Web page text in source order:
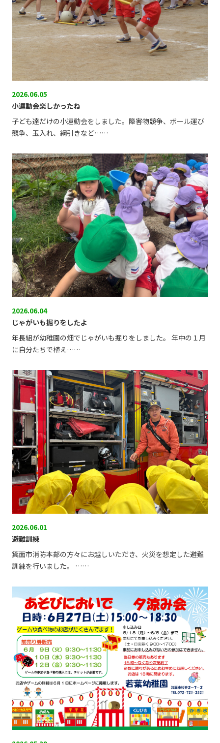
2026.06.05
小運動会楽しかったね
子ども達だけの小運動会をしました。障害物競争、ボール運び
競争、玉入れ、綱引きなど……
2026.06.04
じゃがいも掘りをしたよ
年長組が幼稚園の畑でじゃがいも掘りをしました。 年中の１月
に自分たちで植え……
2026.06.01
避難訓練
箕面市消防本部の方々にお越しいただき、火災を想定した避難
訓練を行いました。 ……